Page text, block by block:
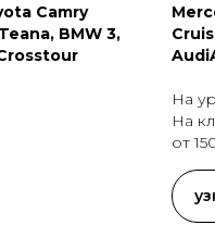
Camry
BMW 3,
На
На
от